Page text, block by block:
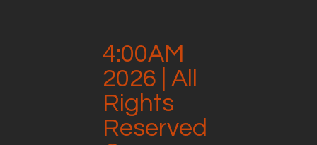
4:00AM
2026 | All
Rights
Reserved